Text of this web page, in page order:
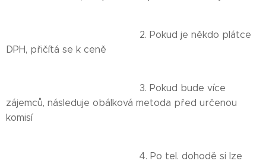
2. Pokud je někdo plátce
DPH, přičítá se k ceně
3. Pokud bude více
zájemců, následuje obálková metoda před určenou
komisí
4. Po tel. dohodě si lze